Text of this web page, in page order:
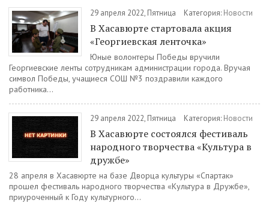
29 апреля 2022, Пятница Категория: Новости
В Хасавюрте стартовала акция
«Георгиевская ленточка»
Юные волонтеры Победы вручили
Георгиевские ленты сотрудникам администрации города. Вручая
символ Победы, учащиеся СОШ №3 поздравили каждого
работника...
29 апреля 2022, Пятница Категория: Новости
В Хасавюрте состоялся фестиваль
народного творчества «Культура в
дружбе»
28 апреля в Хасавюрте на базе Дворца культуры «Спартак»
прошел фестиваль народного творчества «Культура в Дружбе»,
приуроченный к Году культурного...